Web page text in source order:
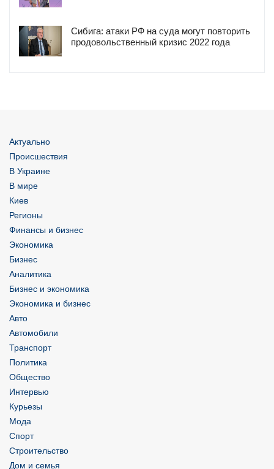
Сибига: атаки РФ на суда могут повторить
продовольственный кризис 2022 года
Актуально
Происшествия
В Украине
В мире
Киев
Регионы
Финансы и бизнес
Экономика
Бизнес
Аналитика
Бизнес и экономика
Экономика и бизнес
Авто
Автомобили
Транспорт
Политика
Общество
Интервью
Курьезы
Мода
Спорт
Строительство
Дом и семья